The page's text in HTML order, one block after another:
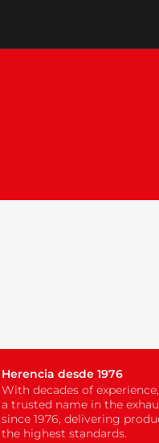
Herencia desde 1976
With decades of
a trusted name in the
since 1976, delivering
the highest standards.